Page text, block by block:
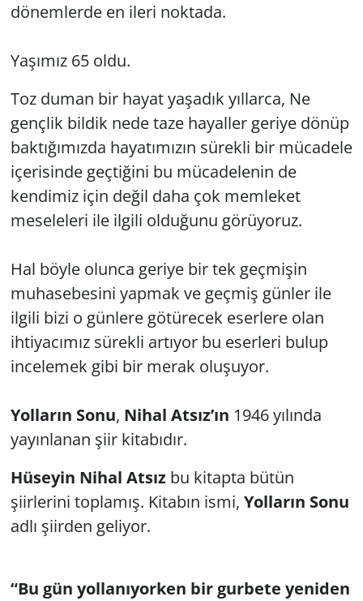
dönemlerde en ileri noktada.
Yaşımız 65 oldu.
Toz duman bir hayat yaşadık yıllarca, Ne
gençlik bildik nede taze hayaller geriye dönüp
baktığımızda hayatımızın sürekli bir mücadele
içerisinde geçtiğini bu mücadelenin de
kendimiz için değil daha çok memleket
meseleleri ile ilgili olduğunu görüyoruz.
Hal böyle olunca geriye bir tek geçmişin
muhasebesini yapmak ve geçmiş günler ile
ilgili bizi o günlere götürecek eserlere olan
ihtiyacımız sürekli artıyor bu eserleri bulup
incelemek gibi bir merak oluşuyor.
Yolların Sonu, Nihal Atsız’ın 1946 yılında
yayınlanan şiir kitabıdır.
Hüseyin Nihal Atsızbu kitapta bütün
şiirlerini toplamış. Kitabın ismi, Yolların Sonu
adlı şiirden geliyor.
“Bu gün yollanıyorken bir gurbete yeniden